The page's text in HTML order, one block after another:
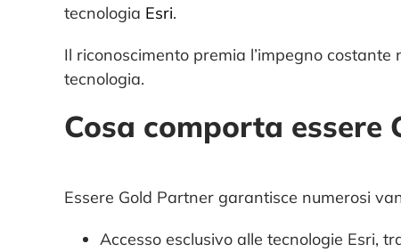
tecnologia Esri.
Il riconoscimento premia l’impegno
tecnologia.
Cosa comporta essere
Essere Gold Partner garantisce numerosi
Accesso esclusivo alle tecnologie Esri,